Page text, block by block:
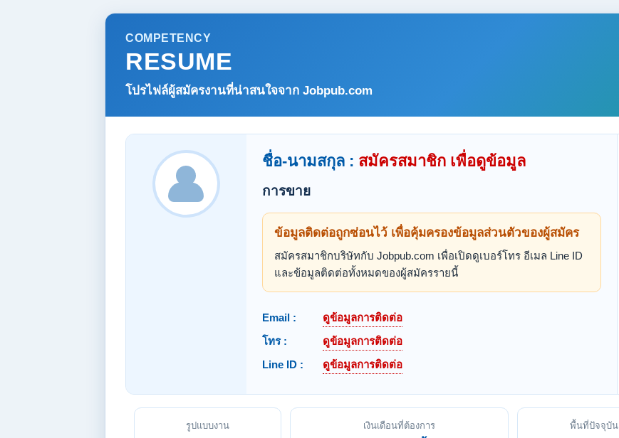
COMPETENCY
RESUME
โปรไฟล์ผู้สมัครงานที่น่าสนใจจาก Jobpub.com
ชื่อ-นามสกุล : สมัครสมาชิก เพื่อดูข้อมูล
การขาย
ข้อมูลติดต่อถูกซ่อนไว้ เพื่อคุ้มครองข้อมูลส่วนตัวของผู้สมัคร
สมัครสมาชิกบริษัทกับ Jobpub.com เพื่อเปิดดูเบอร์โทร อีเมล Line ID
และข้อมูลติดต่อทั้งหมดของผู้สมัครรายนี้
Email :
ดูข้อมูลการติดต่อ
โทร :
ดูข้อมูลการติดต่อ
Line ID :
ดูข้อมูลการติดต่อ
รูปแบบงาน เงินเดือนที่ต้องการ พื้นที่ปัจจุบัน